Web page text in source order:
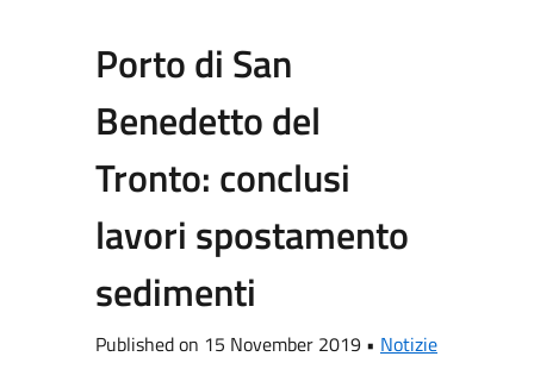
Porto di San
Benedetto del
Tronto: conclusi
lavori spostamento
sedimenti
Published on 15 November 2019 • Notizie